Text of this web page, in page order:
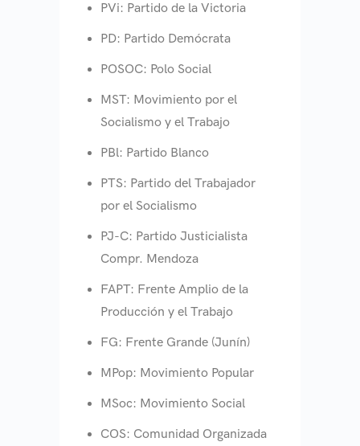
PVi: Partido de la Victoria
PD: Partido Demócrata
POSOC: Polo Social
MST: Movimiento por el
Socialismo y el Trabajo
PBl: Partido Blanco
PTS: Partido del Trabajador
por el Socialismo
PJ-C: Partido Justicialista
Compr. Mendoza
FAPT: Frente Amplio de la
Producción y el Trabajo
FG: Frente Grande (Junín)
MPop: Movimiento Popular
MSoc: Movimiento Social
COS: Comunidad Organizada